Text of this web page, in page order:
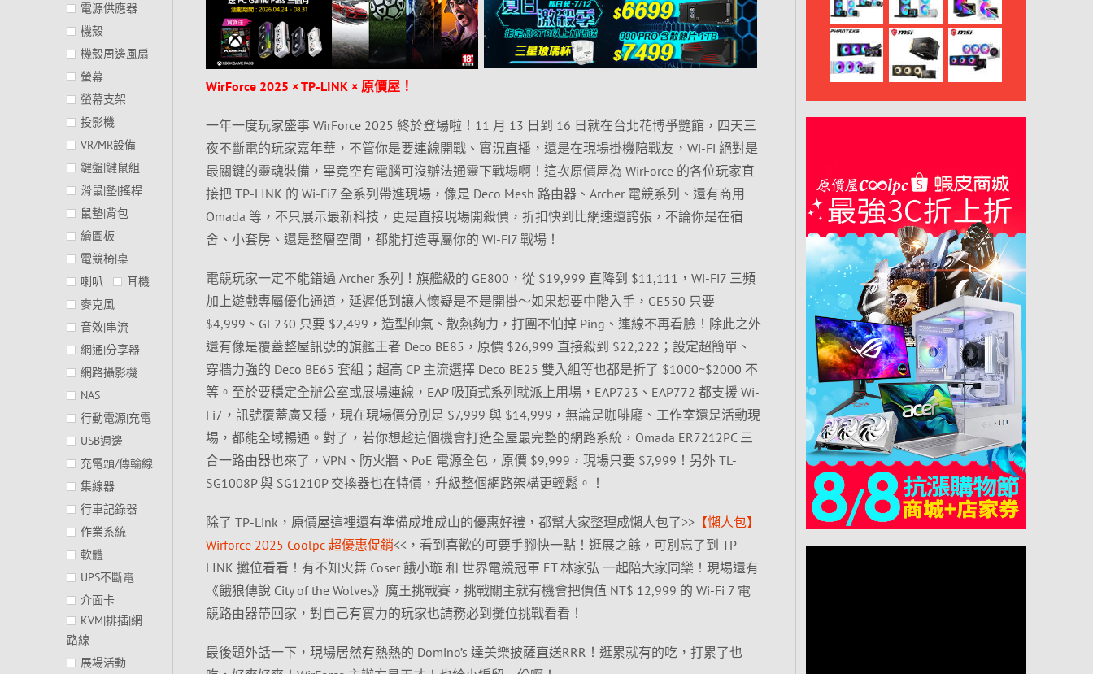
WirForce 2025 × TP-LINK × 原價屋！
一年一度玩家盛事 WirForce 2025 終於登場啦！11 月 13 日到 16 日就在台北花博爭艷館，四天三
夜不斷電的玩家嘉年華，不管你是要連線開戰、實況直播，還是在現場掛機陪戰友，Wi-Fi 絕對是
最關鍵的靈魂裝備，畢竟空有電腦可沒辦法通靈下戰場啊！這次原價屋為 WirForce 的各位玩家直
接把 TP-LINK 的 Wi-Fi7 全系列帶進現場，像是 Deco Mesh 路由器、Archer 電競系列、還有商用
Omada 等，不只展示最新科技，更是直接現場開殺價，折扣快到比網速還誇張，不論你是在宿
舍、小套房、還是整層空間，都能打造專屬你的 Wi-Fi7 戰場！
電競玩家一定不能錯過 Archer 系列！旗艦級的 GE800，從 $19,999 直降到 $11,111，Wi-Fi7 三頻
加上遊戲專屬優化通道，延遲低到讓人懷疑是不是開掛～如果想要中階入手，GE550 只要
$4,999、GE230 只要 $2,499，造型帥氣、散熱夠力，打團不怕掉 Ping、連線不再看臉！除此之外
還有像是覆蓋整屋訊號的旗艦王者 Deco BE85，原價 $26,999 直接殺到 $22,222；設定超簡單、
穿牆力強的 Deco BE65 套組；超高 CP 主流選擇 Deco BE25 雙入組等也都是折了 $1000~$2000 不
等。至於要穩定全辦公室或展場連線，EAP 吸頂式系列就派上用場，EAP723、EAP772 都支援 Wi-
Fi7，訊號覆蓋廣又穩，現在現場價分別是 $7,999 與 $14,999，無論是咖啡廳、工作室還是活動現
場，都能全域暢通。對了，若你想趁這個機會打造全屋最完整的網路系統，Omada ER7212PC 三
合一路由器也來了，VPN、防火牆、PoE 電源全包，原價 $9,999，現場只要 $7,999！另外 TL-
SG1008P 與 SG1210P 交換器也在特價，升級整個網路架構更輕鬆。！
除了 TP-Link，原價屋這裡還有準備成堆成山的優惠好禮，都幫大家整理成懶人包了>>【懶人包】
Wirforce 2025 Coolpc 超優惠促銷<<，看到喜歡的可要手腳快一點！逛展之餘，可別忘了到 TP-
LINK 攤位看看！有不知火舞 Coser 餓小璇 和 世界電競冠軍 ET 林家弘 一起陪大家同樂！現場還有
《餓狼傳說 City of the Wolves》魔王挑戰賽，挑戰關主就有機會把價值 NT$ 12,999 的 Wi-Fi 7 電
競路由器帶回家，對自己有實力的玩家也請務必到攤位挑戰看看！
最後題外話一下，現場居然有熱熱的 Domino’s 達美樂披薩直送RRR！逛累就有的吃，打累了也
電源供應器
機殼
機殼周邊風扇
螢幕
螢幕支架
投影機
VR/MR設備
鍵盤|鍵鼠組
滑鼠|墊|搖桿
鼠墊|背包
繪圖板
電競椅|桌
喇叭
耳機
麥克風
音效|串流
網通|分享器
網路攝影機
NAS
行動電源|充電
USB週邊
充電頭/傳輸線
集線器
行車記錄器
作業系統
軟體
UPS不斷電
介面卡
KVM|排插|網
路線
展場活動